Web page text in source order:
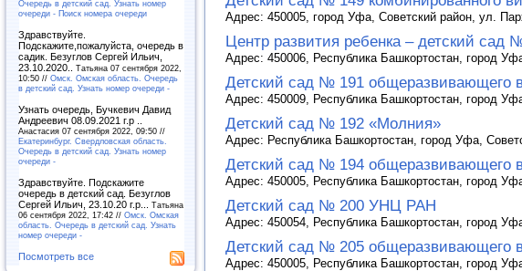
Очередь в детский сад. Узнать номер
очереди - Поиск номера очереди
Здравствуйте.
Подскажите,пожалуйста, очередь в
садик. Безуглов Сергей Ильич,
23.10.2020.. Татьяна 07 сентября 2022,
10:50 // Омск. Омская область. Очередь
в детский сад. Узнать номер очереди -
Узнать очередь, Бучкевич Давид
Андреевич 08.09.2021 г.р ..
Анастасия 07 сентября 2022, 09:50 //
Екатеринбург. Свердловская область.
Очередь в детский сад. Узнать номер
очереди -
Здравствуйте. Подскажите
очередь в детский сад. Безуглов
Сергей Ильич, 23.10.20 г.р... Татьяна
06 сентября 2022, 17:42 // Омск. Омская
область. Очередь в детский сад. Узнать
номер очереди -
Посмотреть все
Адрес: 450005, город Уфа, Советский район, ул.
Центр развития ребенка – детский сад
Адрес: 450006, Республика Башкортостан, город
Детский сад № 191 общеразвивающего
Адрес: 450009, Республика Башкортостан, город
Детский сад № 192 «Молния»
Адрес: Республика Башкортостан, город Уфа,
Детский сад № 194 общеразвивающего
Адрес: 450005, Республика Башкортостан, город
Детский сад № 200 УНЦ РАН
Адрес: 450054, Республика Башкортостан, город
Детский сад № 205 общеразвивающего
Адрес: 450005, Республика Башкортостан, город